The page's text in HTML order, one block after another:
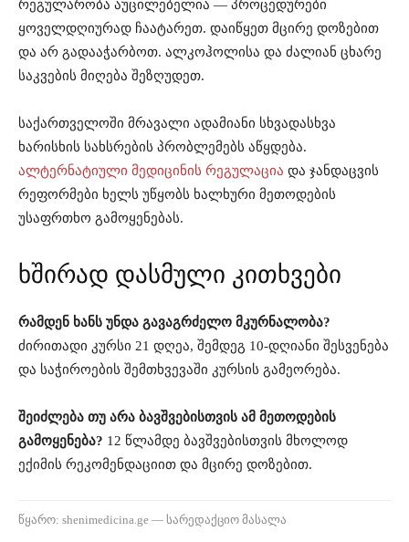
რეგულარობა აუცილებელია — პროცედურები
ყოველდღიურად ჩაატარეთ. დაიწყეთ მცირე დოზებით
და არ გადააჭარბოთ. ალკოჰოლისა და ძალიან ცხარე
საკვების მიღება შეზღუდეთ.
საქართველოში მრავალი ადამიანი სხვადასხვა
ხარისხის სახსრების პრობლემებს აწყდება.
ალტერნატიული მედიცინის რეგულაცია და ჯანდაცვის
რეფორმები ხელს უწყობს ხალხური მეთოდების
უსაფრთხო გამოყენებას.
ხშირად დასმული კითხვები
რამდენ ხანს უნდა გავაგრძელო მკურნალობა?
ძირითადი კურსი 21 დღეა, შემდეგ 10-დღიანი შესვენება
და საჭიროების შემთხვევაში კურსის გამეორება.
შეიძლება თუ არა ბავშვებისთვის ამ მეთოდების
გამოყენება? 12 წლამდე ბავშვებისთვის მხოლოდ
ექიმის რეკომენდაციით და მცირე დოზებით.
წყარო: shenimedicina.ge — სარედაქციო მასალა